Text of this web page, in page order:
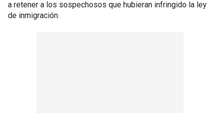
a retener a los sospechosos que hubieran infringido la ley
de inmigración.